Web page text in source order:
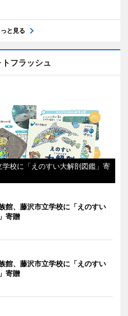
っと見る
トフラッシュ
校に「えのすい大解剖図鑑」寄
館、藤沢市立学校に「えのすい
寄贈
館、藤沢市立学校に「えのすい
寄贈